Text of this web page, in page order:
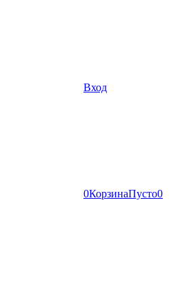
Вход
0КорзинаПусто0